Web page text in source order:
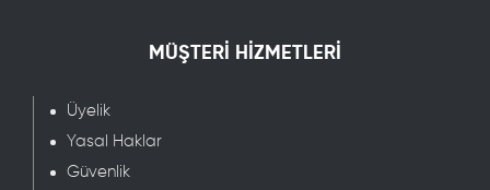
MÜŞTERİ HİZMETLERİ
Üyelik
Yasal Haklar
Güvenlik